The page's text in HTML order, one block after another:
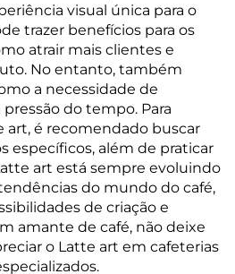
visual única para o
trazer benefícios para os
atrair mais clientes e
No entanto, também
a necessidade de
do tempo. Para
art, é recomendado buscar
específicos, além de praticar
art está sempre evoluindo
do mundo do café,
de criação e
amante de café, não deixe
o Latte art em cafeterias